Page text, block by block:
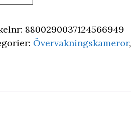
8800290037124566949
Övervakningskameror,